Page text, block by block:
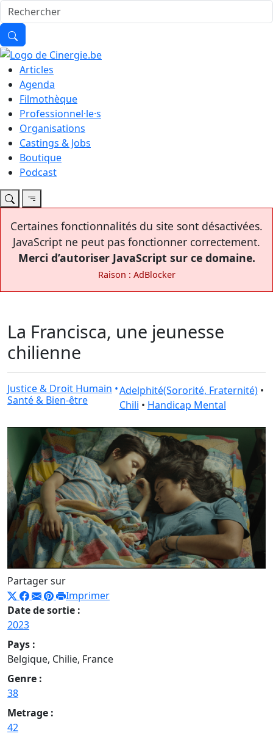
Articles
Agenda
Filmothèque
Professionnel·le·s
Organisations
Castings & Jobs
Boutique
Podcast
Certaines fonctionnalités du site sont désactivées.
JavaScript ne peut pas fonctionner correctement.
Merci d’autoriser JavaScript sur ce domaine.
Raison : AdBlocker
La Francisca, une jeunesse
chilienne
Justice & Droit Humain •
Santé & Bien-être
Adelphité(Sororité, Fraternité)•
Chili • Handicap Mental
Partager sur
Imprimer
Date de sortie :
2023
Pays :
Belgique, Chilie, France
Genre :
38
Metrage :
42